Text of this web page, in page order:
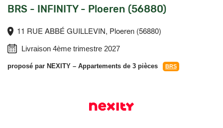
BRS - INFINITY - Ploeren (56880)
11 RUE ABBÉ GUILLEVIN, Ploeren (56880)
Livraison 4ème trimestre 2027
proposé par NEXITY – Appartements de 3 pièces BRS